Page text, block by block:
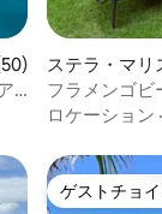
50件、5つ星中
ステラ・マリ
フラメンゴビ
ソル、あな
ロケーション ·
ゲストチョ
ゲストチョ